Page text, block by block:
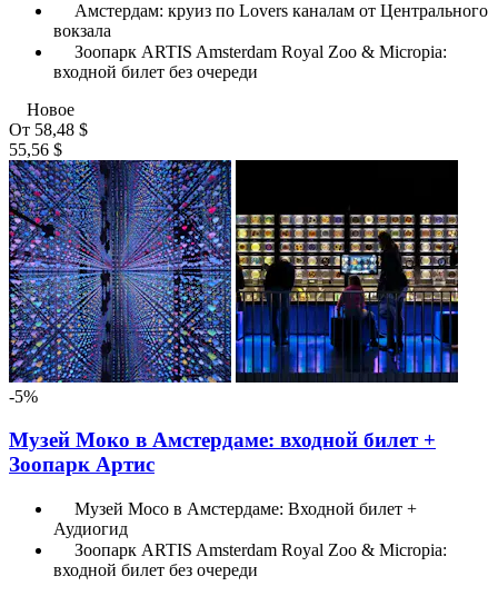
Амстердам: круиз по Lovers каналам от Центрального
вокзала
Зоопарк ARTIS Amsterdam Royal Zoo & Micropia:
входной билет без очереди
Новое
От 58,48 $
55,56 $
-5%
Музей Моко в Амстердаме: входной билет +
Зоопарк Артис
Музей Moco в Амстердаме: Входной билет +
Аудиогид
Зоопарк ARTIS Amsterdam Royal Zoo & Micropia:
входной билет без очереди